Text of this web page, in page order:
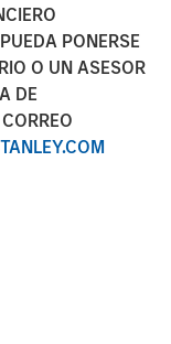
PONERSE
O UN ASESOR
DE
Stanley
Ridgeback Group
of the
London &
billion.
well as its fully